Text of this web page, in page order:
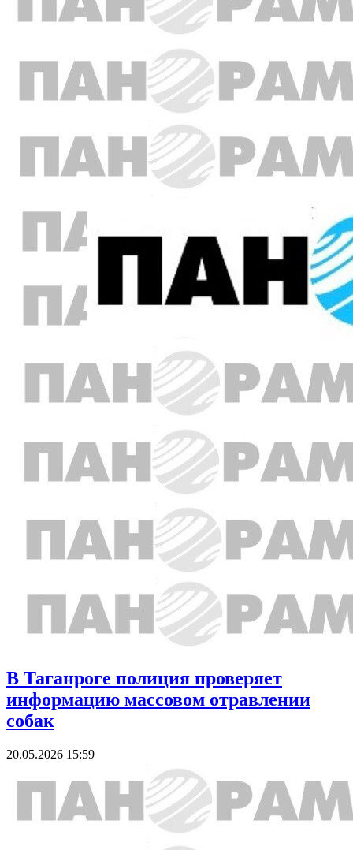
В Таганроге полиция проверяет
информацию массовом отравлении
собак
20.05.2026 15:59